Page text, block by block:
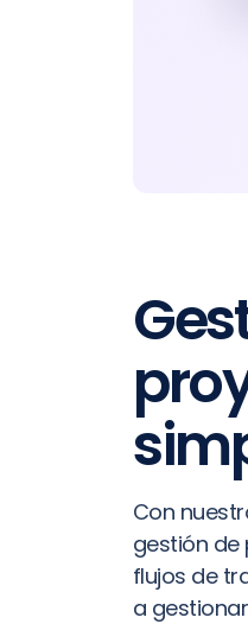
Con
gestión de
flujos de
a